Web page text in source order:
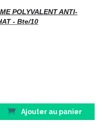
POLYVALENT ANTI-
- Bte/10
LES VERS RONDS ET LES
:
mg
Ajouter au panier